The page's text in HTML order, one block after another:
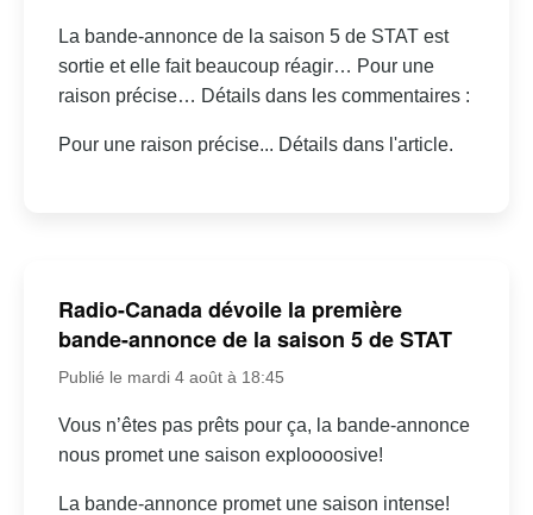
La bande-annonce de la saison 5 de STAT est
sortie et elle fait beaucoup réagir… Pour une
raison précise… Détails dans les commentaires :
Pour une raison précise... Détails dans l'article.
Radio-Canada dévoile la première
bande-annonce de la saison 5 de STAT
Publié le mardi 4 août à 18:45
Vous n’êtes pas prêts pour ça, la bande-annonce
nous promet une saison exploooosive!
La bande-annonce promet une saison intense!